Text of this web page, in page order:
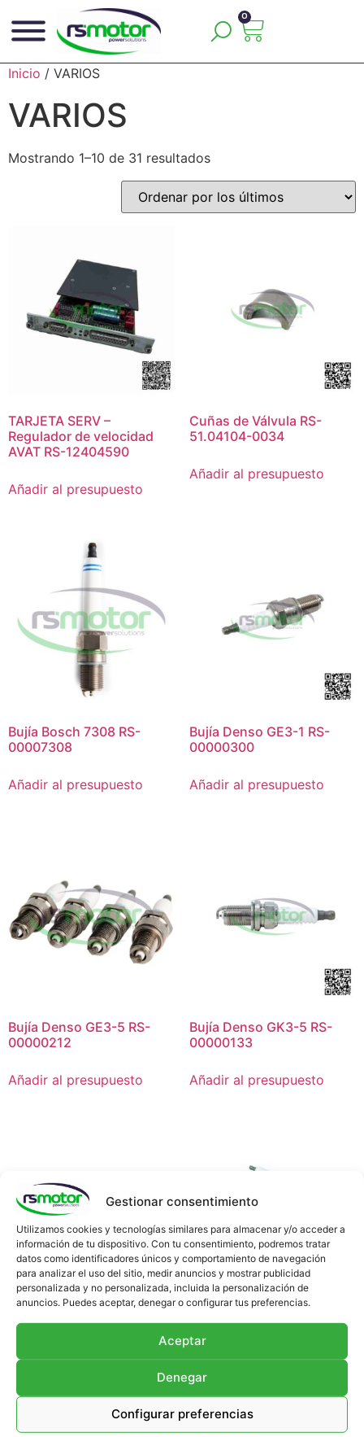
Gestionar consentimiento
Utilizamos cookies y tecnologías similares para almacenar y/o acceder a
información de tu dispositivo. Con tu consentimiento, podremos tratar
datos como identificadores únicos y comportamiento de navegación
para analizar el uso del sitio, medir anuncios y mostrar publicidad
personalizada y no personalizada, incluida la personalización de
anuncios. Puedes aceptar, denegar o configurar tus preferencias.
Aceptar
Denegar
Configurar preferencias
0
Inicio / VARIOS
VARIOS
Mostrando 1–10 de 31 resultados
TARJETA SERV –
Regulador de velocidad
AVAT RS-12404590
Añadir al presupuesto
Cuñas de Válvula RS-
51.04104-0034
Añadir al presupuesto
Bujía Bosch 7308 RS-
00007308
Añadir al presupuesto
Bujía Denso GE3-1 ​​RS-
00000300
Añadir al presupuesto
Bujía Denso GE3-5 RS-
00000212
Añadir al presupuesto
Bujía Denso GK3-5 RS-
00000133
Añadir al presupuesto
Bujía Denso GI3-3 RS-
Bujía GL3-3 RS-00000062
Añadir al presupuesto